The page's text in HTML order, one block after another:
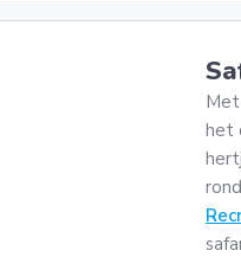
het